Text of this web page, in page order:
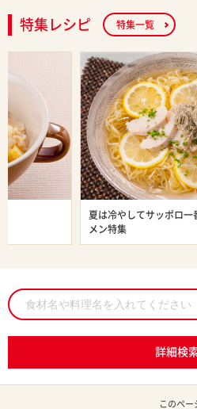
特集レシピ 特集一覧
夏は冷やしてサッポロ一
メン特集
詳細検
このペー